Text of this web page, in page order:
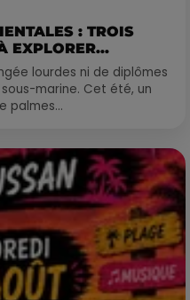
: TROIS
EXPLORER...
lourdes ni de diplômes
marine. Cet été, un
palmes...